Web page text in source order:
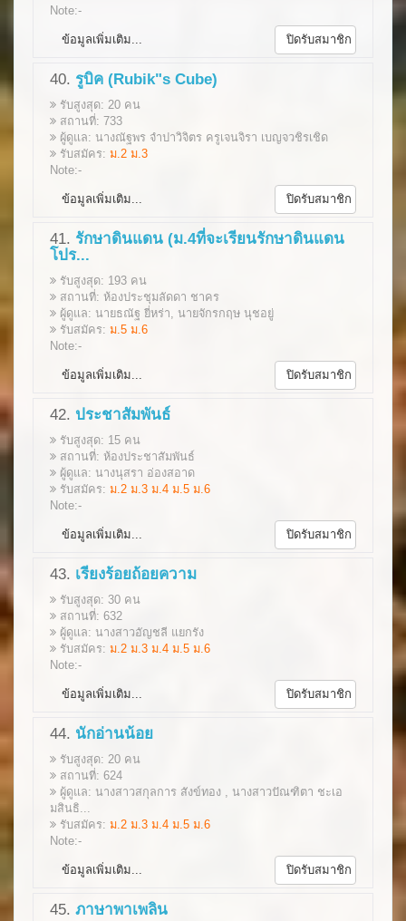
Note:-
ข้อมูลเพิ่มเติม... ปิดรับสมาชิก
40. รูบิค (Rubik"s Cube)
รับสูงสุด: 20 คน
สถานที่: 733
ผู้ดูแล: นางณัฐพร จำปาวิจิตร ครูเจนจิรา เบญจวชิรเชิด
รับสมัคร: ม.2 ม.3
Note:-
ข้อมูลเพิ่มเติม... ปิดรับสมาชิก
41. รักษาดินแดน (ม.4ที่จะเรียนรักษาดินแดน
โปร...
รับสูงสุด: 193 คน
สถานที่: ห้องประชุมลัดดา ชาคร
ผู้ดูแล: นายธณัฐ ยี่หร่า, นายจักรกฤษ นุชอยู่
รับสมัคร: ม.5 ม.6
Note:-
ข้อมูลเพิ่มเติม... ปิดรับสมาชิก
42. ประชาสัมพันธ์
รับสูงสุด: 15 คน
สถานที่: ห้องประชาสัมพันธ์
ผู้ดูแล: นางนุสรา อ่องสอาด
รับสมัคร: ม.2 ม.3 ม.4 ม.5 ม.6
Note:-
ข้อมูลเพิ่มเติม... ปิดรับสมาชิก
43. เรียงร้อยถ้อยความ
รับสูงสุด: 30 คน
สถานที่: 632
ผู้ดูแล: นางสาวอัญชลี แยกรัง
รับสมัคร: ม.2 ม.3 ม.4 ม.5 ม.6
Note:-
ข้อมูลเพิ่มเติม... ปิดรับสมาชิก
44. นักอ่านน้อย
รับสูงสุด: 20 คน
สถานที่: 624
ผู้ดูแล: นางสาวสกุลการ สังข์ทอง , นางสาวปัณฑิตา ชะเอ
มสินธิ...
รับสมัคร: ม.2 ม.3 ม.4 ม.5 ม.6
Note:-
ข้อมูลเพิ่มเติม... ปิดรับสมาชิก
45. ภาษาพาเพลิน